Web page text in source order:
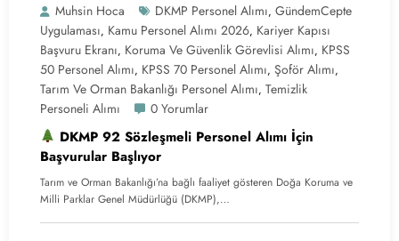
Muhsin Hoca DKMP Personel Alımı, GündemCepte
Uygulaması, Kamu Personel Alımı 2026, Kariyer Kapısı
Başvuru Ekranı, Koruma Ve Güvenlik Görevlisi Alımı, KPSS
50 Personel Alımı, KPSS 70 Personel Alımı, Şoför Alımı,
Tarım Ve Orman Bakanlığı Personel Alımı, Temizlik
Personeli Alımı
0 Yorumlar
DKMP 92 Sözleşmeli Personel Alımı İçin
Başvurular Başlıyor
Tarım ve Orman Bakanlığı’na bağlı faaliyet gösteren Doğa Koruma ve
Milli Parklar Genel Müdürlüğü (DKMP),…